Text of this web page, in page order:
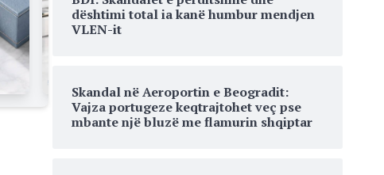
dështimi total ia kanë humbur mendjen
VLEN-it
Skandal në Aeroportin e Beogradit:
Vajza portugeze keqtrajtohet veç pse
mbante një bluzë me flamurin shqiptar